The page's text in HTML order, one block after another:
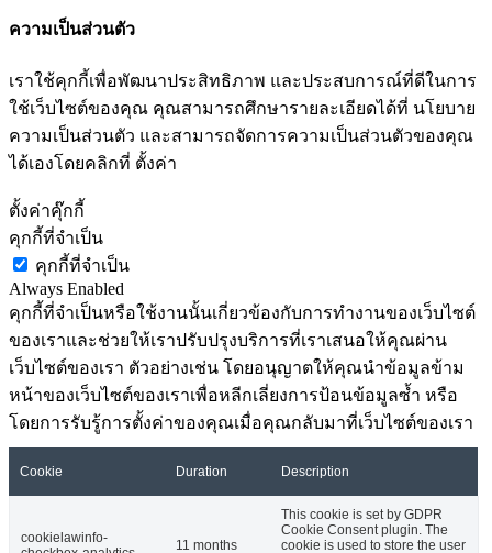
ความเป็นส่วนตัว
เราใช้คุกกี้เพื่อพัฒนาประสิทธิภาพ และประสบการณ์ที่ดีในการ
ใช้เว็บไซต์ของคุณ คุณสามารถศึกษารายละเอียดได้ที่ นโยบาย
ความเป็นส่วนตัว และสามารถจัดการความเป็นส่วนตัวของคุณ
ได้เองโดยคลิกที่ ตั้งค่า
ตั้งค่าคุ๊กกี้
คุกกี้ที่จำเป็น
คุกกี้ที่จำเป็น
Always Enabled
คุกกี้ที่จำเป็นหรือใช้งานนั้นเกี่ยวข้องกับการทำงานของเว็บไซต์
ของเราและช่วยให้เราปรับปรุงบริการที่เราเสนอให้คุณผ่าน
เว็บไซต์ของเรา ตัวอย่างเช่น โดยอนุญาตให้คุณนำข้อมูลข้าม
หน้าของเว็บไซต์ของเราเพื่อหลีกเลี่ยงการป้อนข้อมูลซ้ำ หรือ
โดยการรับรู้การตั้งค่าของคุณเมื่อคุณกลับมาที่เว็บไซต์ของเรา
Cookie Duration Description
cookielawinfo-
11 months
This cookie is set by GDPR
Cookie Consent plugin. The
cookie is used to store the user